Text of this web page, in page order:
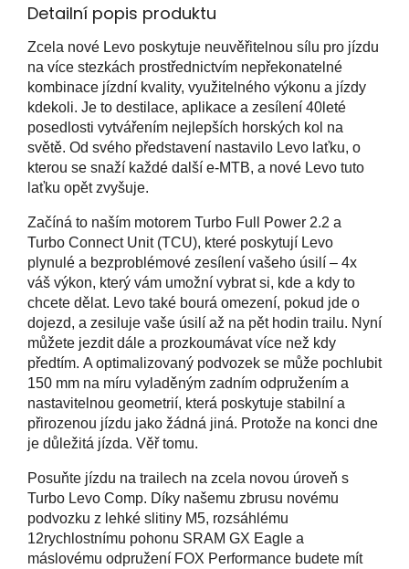
Detailní popis produktu
Zcela nové Levo poskytuje neuvěřitelnou sílu pro jízdu
na více stezkách prostřednictvím nepřekonatelné
kombinace jízdní kvality, využitelného výkonu a jízdy
kdekoli. Je to destilace, aplikace a zesílení 40leté
posedlosti vytvářením nejlepších horských kol na
světě. Od svého představení nastavilo Levo laťku, o
kterou se snaží každé další e-MTB, a nové Levo tuto
laťku opět zvyšuje.
Začíná to naším motorem Turbo Full Power 2.2 a
Turbo Connect Unit (TCU), které poskytují Levo
plynulé a bezproblémové zesílení vašeho úsilí – 4x
váš výkon, který vám umožní vybrat si, kde a kdy to
chcete dělat. Levo také bourá omezení, pokud jde o
dojezd, a zesiluje vaše úsilí až na pět hodin trailu. Nyní
můžete jezdit dále a prozkoumávat více než kdy
předtím. A optimalizovaný podvozek se může pochlubit
150 mm na míru vyladěným zadním odpružením a
nastavitelnou geometrií, která poskytuje stabilní a
přirozenou jízdu jako žádná jiná. Protože na konci dne
je důležitá jízda. Věř tomu.
Posuňte jízdu na trailech na zcela novou úroveň s
Turbo Levo Comp. Díky našemu zbrusu novému
podvozku z lehké slitiny M5, rozsáhlému
12rychlostnímu pohonu SRAM GX Eagle a
máslovému odpružení FOX Performance budete mít